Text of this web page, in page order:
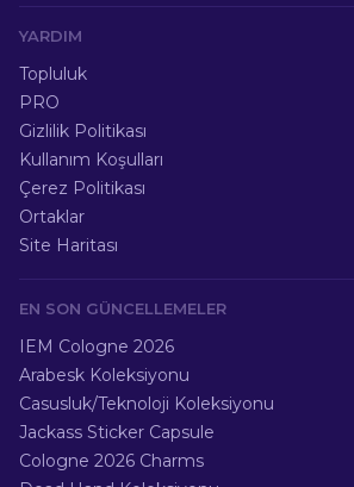
YARDIM
Topluluk
PRO
Gizlilik Politikası
Kullanım Koşulları
Çerez Politikası
Ortaklar
Site Haritası
EN SON GÜNCELLEMELER
IEM Cologne 2026
Arabesk Koleksiyonu
Casusluk/Teknoloji Koleksiyonu
Jackass Sticker Capsule
Cologne 2026 Charms